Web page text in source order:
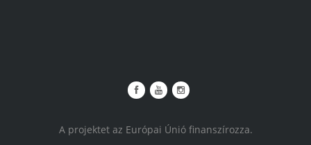
A projektet az Európai Únió finanszírozza.